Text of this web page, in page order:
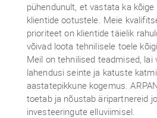
pühendunult, et vastata ka
klientide ootustele. Meie
prioriteet on klientide täielik
võivad loota tehnilisele toele
Meil on tehnilised teadmised, lai
lahendusi seinte ja katuste
aastatepikkune kogemus.
toetab ja nõustab äripartnereid
investeeringute elluviimisel.